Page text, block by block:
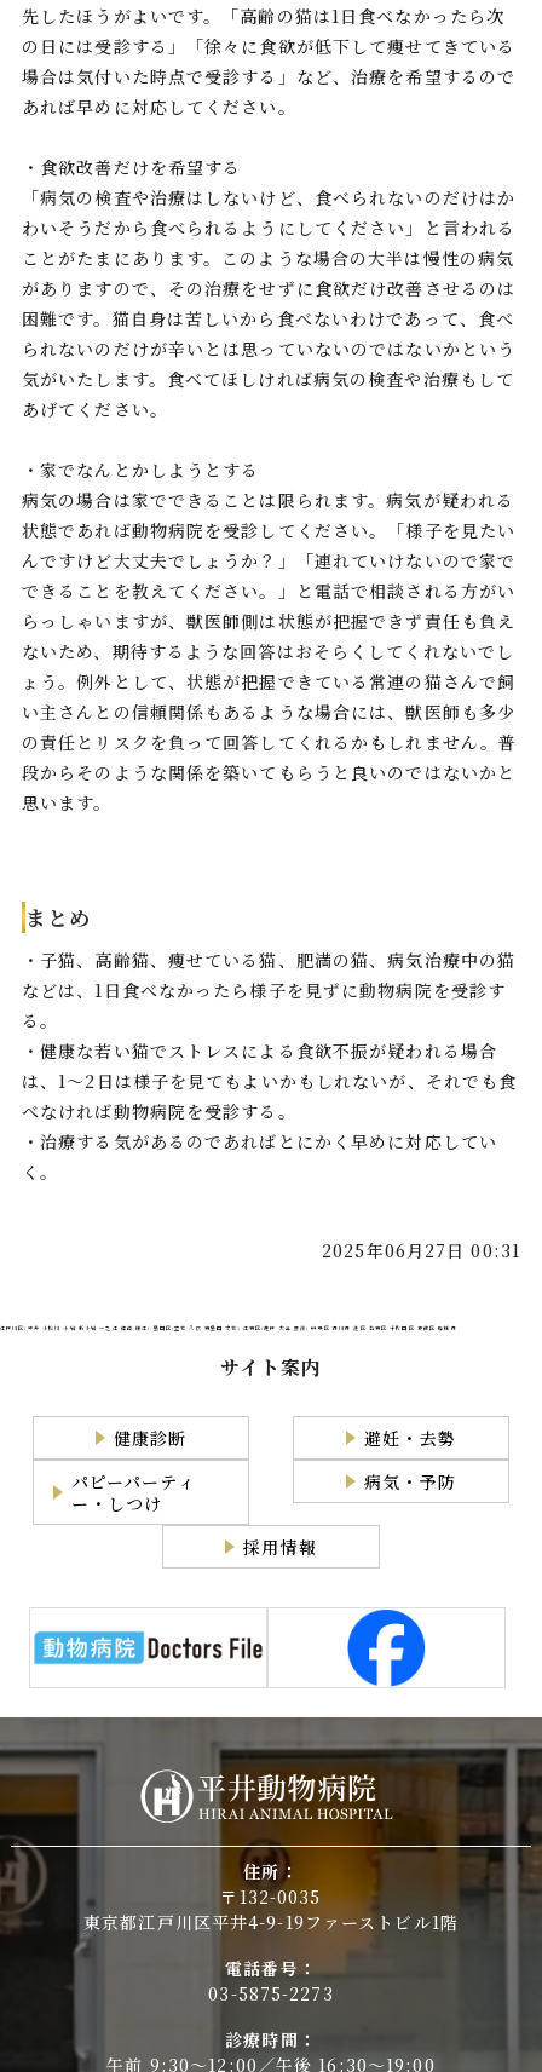
先したほうがよいです。「高齢の猫は1日食べなかったら次
の日には受診する」「徐々に食欲が低下して痩せてきている
場合は気付いた時点で受診する」など、治療を希望するので
あれば早めに対応してください。
・食欲改善だけを希望する
「病気の検査や治療はしないけど、食べられないのだけはか
わいそうだから食べられるようにしてください」と言われる
ことがたまにあります。このような場合の大半は慢性の病気
がありますので、その治療をせずに食欲だけ改善させるのは
困難です。猫自身は苦しいから食べないわけであって、食べ
られないのだけが辛いとは思っていないのではないかという
気がいたします。食べてほしければ病気の検査や治療もして
あげてください。
・家でなんとかしようとする
病気の場合は家でできることは限られます。病気が疑われる
状態であれば動物病院を受診してください。「様子を見たい
んですけど大丈夫でしょうか？」「連れていけないので家で
できることを教えてください。」と電話で相談される方がい
らっしゃいますが、獣医師側は状態が把握できず責任も負え
ないため、期待するような回答はおそらくしてくれないでし
ょう。例外として、状態が把握できている常連の猫さんで飼
い主さんとの信頼関係もあるような場合には、獣医師も多少
の責任とリスクを負って回答してくれるかもしれません。普
段からそのような関係を築いてもらうと良いのではないかと
思います。
まとめ
・子猫、高齢猫、痩せている猫、肥満の猫、病気治療中の猫
などは、1日食べなかったら様子を見ずに動物病院を受診す
る。
・健康な若い猫でストレスによる食欲不振が疑われる場合
は、1〜2日は様子を見てもよいかもしれないが、それでも食
べなければ動物病院を受診する。
・治療する気があるのであればとにかく早めに対応してい
く。
2025年06月27日 00:31
江戸川区(平井 小松川 小岩 新小岩 一之江 篠崎 瑞江) 墨田区(立花 八広 東墨田 文花) 江東区(亀戸 大島 豊洲) 中央区 市川市 港区 台東区 千代田区 葛飾区 船橋市
サイト案内
健康診断
避妊・去勢
パピーパーティ
ー・しつけ
病気・予防
採用情報
住所：
〒132-0035
東京都江戸川区平井4-9-19ファーストビル1階
電話番号：
03-5875-2273
診療時間：
午前 9:30～12:00／午後 16:30～19:00